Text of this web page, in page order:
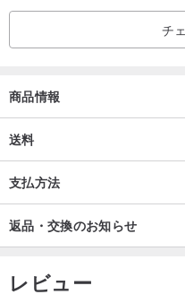
➤アンティークアクセサリーの
い。もし触れてしまった場合
♞ 長期間着用しない場合は、
気に触れる時間を少なくする
チ
商品情報
送料
支払方法
返品・交換のお知らせ
レビュー